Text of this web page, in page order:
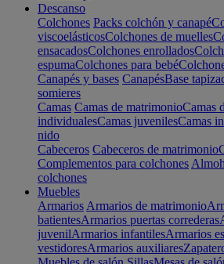
Descanso
Colchones Packs colchón y canapé
viscoelásticosColchones de muelles
ensacadosColchones enrollados
espumaColchones para bebé
Canapés y bases CanapésBase
somieres
Camas Camas de matrimonioCamas
individualesCamas juvenilesCamas
nido
Cabeceros Cabeceros de matrimonio
Complementos para colchones
colchones
Muebles
Armarios Armarios de matrimonio
batientesArmarios puertas correderas
juvenilArmarios infantilesArmarios
vestidoresArmarios auxiliares